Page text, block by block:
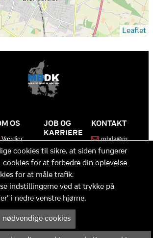
Leaflet
OS
Værdier
Historen
bag
MBDK
Hvad gør
os unikke
JOB OG
KARRIERE
Bliv en del
af MBDK
Vores
team
Praktik
udvikling
KONTAKT
mbdk@m
af MBDK ApS – under MBDK Holding ApS. Tilmeldt
25. maj 2011. Copyright © 2025 - MBDK ApS
cookies til sikre, at siden fungerer
cookies for at forbedre din oplevelse
for at måle trafik.
indstillingerne ved at trykke på
i nedre venstre hjørne.
cookies